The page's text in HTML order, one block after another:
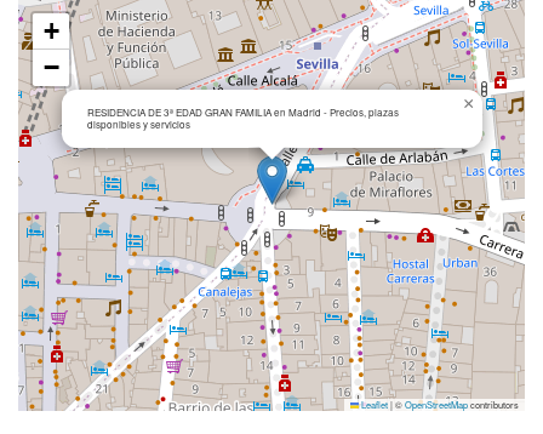
Cargando mapa...
RESIDENCIA DE 3ª EDAD GRAN FAMILIA en Madrid - Precios, plazas
disponibles y servicios
×
+
−
Leaflet|©OpenStreetMapcontributors